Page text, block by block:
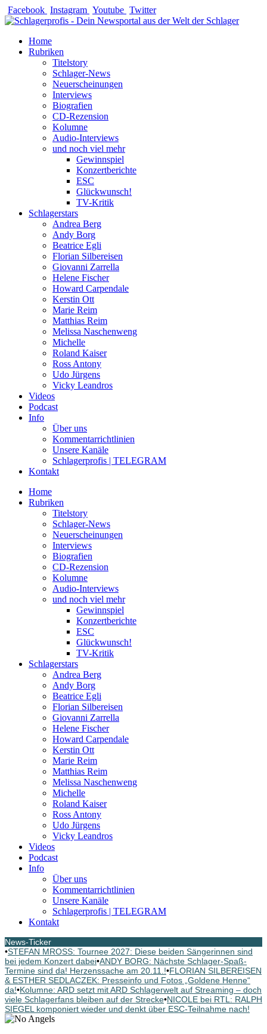
Zum
Inhalt
Facebook Instagram Youtube Twitter
Home
Rubriken
Titelstory
Schlager-News
Neuerscheinungen
Interviews
Biografien
CD-Rezension
Kolumne
Audio-Interviews
und noch viel mehr
Gewinnspiel
Konzertberichte
ESC
Glückwunsch!
TV-Kritik
Schlagerstars
Andrea Berg
Andy Borg
Beatrice Egli
Florian Silbereisen
Giovanni Zarrella
Helene Fischer
Howard Carpendale
Kerstin Ott
Marie Reim
Matthias Reim
Melissa Naschenweng
Michelle
Roland Kaiser
Ross Antony
Udo Jürgens
Vicky Leandros
Videos
Podcast
Info
Über uns
Kommentarrichtlinien
Unsere Kanäle
Schlagerprofis | TELEGRAM
Kontakt
Home
Rubriken
Titelstory
Schlager-News
Neuerscheinungen
Interviews
Biografien
CD-Rezension
Kolumne
Audio-Interviews
und noch viel mehr
Gewinnspiel
Konzertberichte
ESC
Glückwunsch!
TV-Kritik
Schlagerstars
Andrea Berg
Andy Borg
Beatrice Egli
Florian Silbereisen
Giovanni Zarrella
Helene Fischer
Howard Carpendale
Kerstin Ott
Marie Reim
Matthias Reim
Melissa Naschenweng
Michelle
Roland Kaiser
Ross Antony
Udo Jürgens
Vicky Leandros
Videos
Podcast
Info
Über uns
Kommentarrichtlinien
Unsere Kanäle
Schlagerprofis | TELEGRAM
Kontakt
News-Ticker
•STEFAN MROSS: Tournee 2027: Diese beiden Sängerinnen sind
bei jedem Konzert dabei•ANDY BORG: Nächste Schlager-Spaß-
Termine sind da! Herzenssache am 20.11.!•FLORIAN SILBEREISEN
& ESTHER SEDLACZEK: Presseinfo und Fotos „Goldene Henne“
da!•Kolumne: ARD setzt mit ARD Schlagerwelt auf Streaming – doch
viele Schlagerfans bleiben auf der Strecke•NICOLE bei RTL: RALPH
SIEGEL komponiert wieder und denkt über ESC-Teilnahme nach!